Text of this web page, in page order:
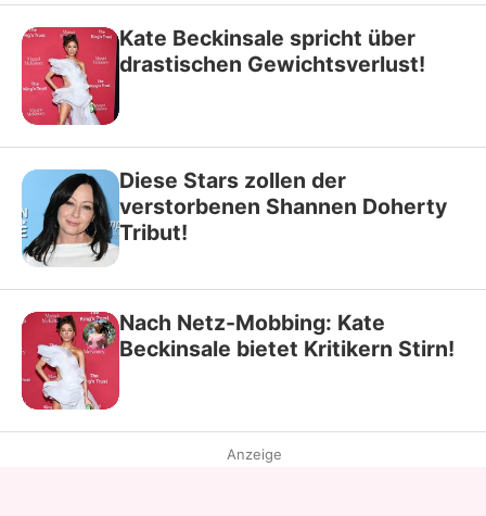
Kate Beckinsale spricht über
drastischen Gewichtsverlust!
Diese Stars zollen der
verstorbenen Shannen Doherty
Tribut!
Nach Netz-Mobbing: Kate
Beckinsale bietet Kritikern Stirn!
Anzeige